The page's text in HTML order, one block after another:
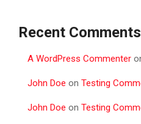
Recent Comments
A WordPress Commenter
John Doe on Testing
John Doe on Testing